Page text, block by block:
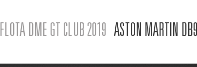
FLOTA DME GT CLUB 2019 ASTON MARTIN DB9